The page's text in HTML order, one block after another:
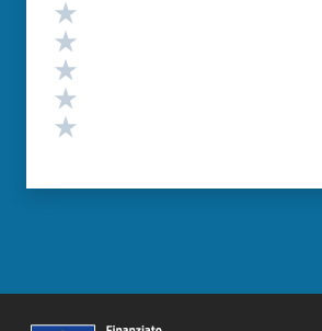
Valutazione